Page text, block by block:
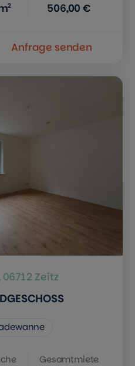
2 506,00 €
Anfrage senden
Zeitz
Gesamtmiete